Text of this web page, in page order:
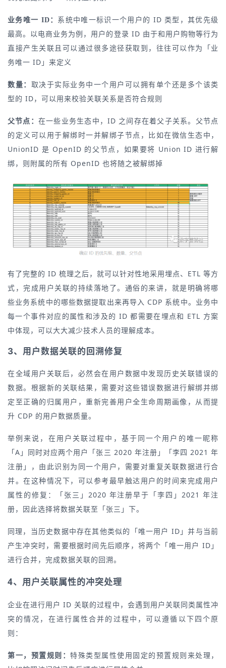
业务唯一 ID： 系统中唯一标识一个用户的 ID 类型，其优先级
最高。以电商业务为例，用户的登录 ID 由于和用户购物等行为
直接产生关联且可以通过很多途径获取到，往往可以作为「业
务唯一 ID」来定义
数量： 取决于实际业务中一个用户可以拥有单个还是多个该类
型的 ID，可以用来校验关联关系是否符合规则
父节点： 在一些业务生态中，ID 之间存在着父子关系。父节点
的定义可以用于解绑时一并解绑子节点，比如在微信生态中，
UnionID 是 OpenID 的父节点，如果要将 Union ID 进行解
绑，则附属的所有 OpenID 也将随之被解绑掉
有了完整的 ID 梳理之后，就可以针对性地采用埋点、ETL 等方
式，完成用户关联的持续落地了。通俗的来讲，就是明确将哪
些业务系统中的哪些数据提取出来再导入 CDP 系统中。业务中
每一个事件对应的属性和涉及的 ID 都需要在埋点和 ETL 方案
中体现，可以大大减少技术人员的理解成本。
3、用户数据关联的回溯修复
在全域用户关联后，必然会在用户数据中发现历史关联错误的
数据。根据新的关联结果，需要对这些错误数据进行解绑并绑
定至正确的归属用户，重新完善用户全生命周期画像，从而提
升 CDP 的用户数据质量。
举例来说，在用户关联过程中，基于同一个用户的唯一昵称
「A」同时对应两个用户「张三 2020 年注册」「李四 2021 年
注册」，由此识别为同一个用户，需要对重复关联数据进行合
并。在这种情况下，可以参考最早触达用户的时间来完成用户
属性的修复：「张三」2020 年注册早于「李四」2021 年注
册，因此选择将数据关联至「张三」下。
同理，当历史数据中存在其他类似的「唯一用户 ID」并与当前
产生冲突时，需要根据时间先后顺序，将两个「唯一用户 ID」
进行合并，完成数据关联的回溯。
4、用户关联属性的冲突处理
企业在进行用户 ID 关联的过程中，会遇到用户关联同类属性冲
突的情况，在进行属性合并的过程中，可以遵循以下四个原
则：
第一，预置规则： 特殊类型属性使用固定的预置规则来处理，